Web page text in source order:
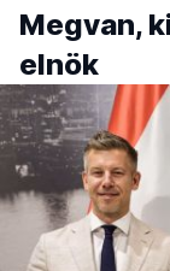
Megvan,
elnök